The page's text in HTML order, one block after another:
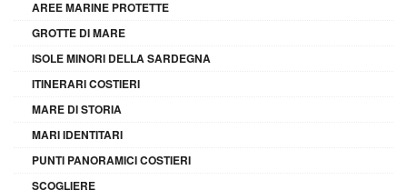
AREE MARINE PROTETTE
GROTTE DI MARE
ISOLE MINORI DELLA SARDEGNA
ITINERARI COSTIERI
MARE DI STORIA
MARI IDENTITARI
PUNTI PANORAMICI COSTIERI
SCOGLIERE